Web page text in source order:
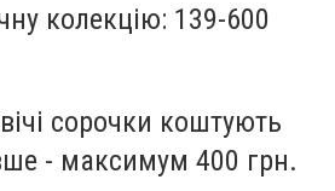
колекцію: 139-600
сорочки коштують
- максимум 400 грн.